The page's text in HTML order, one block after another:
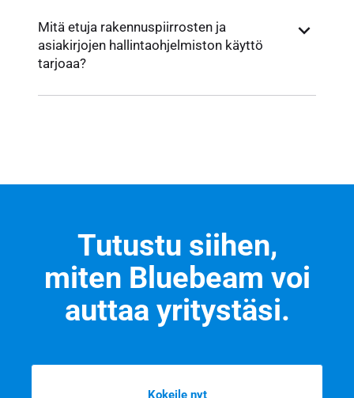
Mitä etuja rakennuspiirrosten ja
asiakirjojen hallintaohjelmiston käyttö
tarjoaa?
Tutustu siihen,
miten Bluebeam voi
auttaa yritystäsi.
Kokeile nyt